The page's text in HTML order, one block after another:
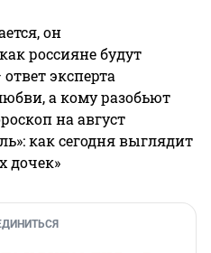
он
россияне будут
эксперта
а кому разобьют
на август
как сегодня выглядит
дочек»